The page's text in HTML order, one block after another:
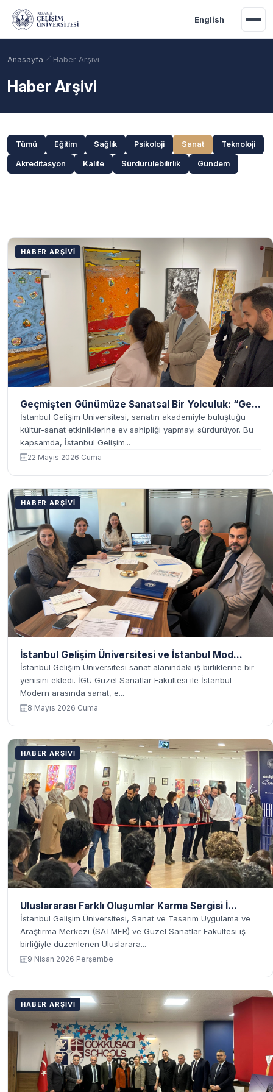
Ana içeriğe geç
English
Anasayfa Haber Arşivi
Haber Arşivi
Kategoriler ve Arama
Tümü Eğitim Sağlık Psikoloji Sanat Teknoloji
Akreditasyon Kalite Sürdürülebilirlik Gündem
Haberler
HABER ARŞIVI
Geçmişten Günümüze Sanatsal Bir Yolculuk: “Ge...
İstanbul Gelişim Üniversitesi, sanatın akademiyle buluştuğu
kültür-sanat etkinliklerine ev sahipliği yapmayı sürdürüyor. Bu
kapsamda, İstanbul Gelişim...
22 Mayıs 2026 Cuma
HABER ARŞIVI
İstanbul Gelişim Üniversitesi ve İstanbul Mod...
İstanbul Gelişim Üniversitesi sanat alanındaki iş birliklerine bir
yenisini ekledi. İGÜ Güzel Sanatlar Fakültesi ile İstanbul
Modern arasında sanat, e...
8 Mayıs 2026 Cuma
HABER ARŞIVI
Uluslararası Farklı Oluşumlar Karma Sergisi İ...
İstanbul Gelişim Üniversitesi, Sanat ve Tasarım Uygulama ve
Araştırma Merkezi (SATMER) ve Güzel Sanatlar Fakültesi iş
birliğiyle düzenlenen Uluslarara...
9 Nisan 2026 Perşembe
HABER ARŞIVI